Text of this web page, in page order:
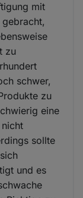
mit
zu
schwer,
zu
eine
sollte
und es